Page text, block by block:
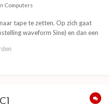
Computers
tape te zetten. Op zich gaat
waveform Sine) en dan een
de tape laad bij de C64 wordt er